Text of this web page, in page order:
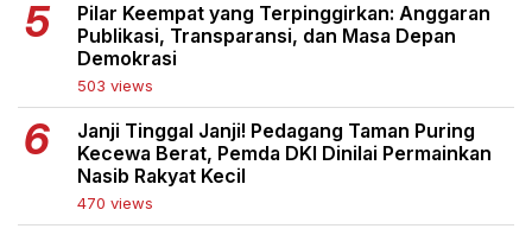
Pilar Keempat yang Terpinggirkan: Anggaran
Publikasi, Transparansi, dan Masa Depan
Demokrasi
503 views
Janji Tinggal Janji! Pedagang Taman Puring
Kecewa Berat, Pemda DKI Dinilai Permainkan
Nasib Rakyat Kecil
470 views